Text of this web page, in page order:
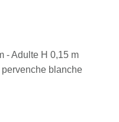
- Adulte H 0,15 m
pervenche blanche